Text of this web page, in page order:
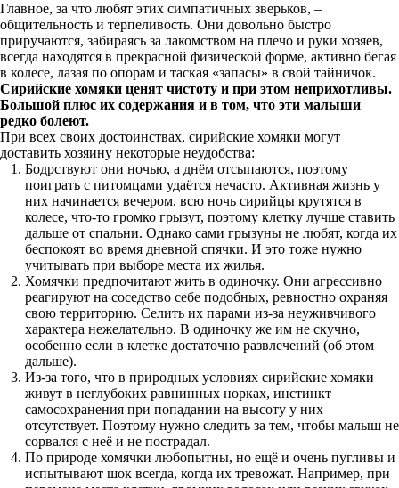
Главное, за что любят этих симпатичных зверьков, –
общительность и терпеливость. Они довольно быстро
приручаются, забираясь за лакомством на плечо и руки хозяев,
всегда находятся в прекрасной физической форме, активно бегая
в колесе, лазая по опорам и таская «запасы» в свой тайничок.
Сирийские хомяки ценят чистоту и при этом неприхотливы.
Большой плюс их содержания и в том, что эти малыши
редко болеют.
При всех своих достоинствах, сирийские хомяки могут
доставить хозяину некоторые неудобства:
Бодрствуют они ночью, а днём отсыпаются, поэтому
поиграть с питомцами удаётся нечасто. Активная жизнь у
них начинается вечером, всю ночь сирийцы крутятся в
колесе, что-то громко грызут, поэтому клетку лучше ставить
дальше от спальни. Однако сами грызуны не любят, когда их
беспокоят во время дневной спячки. И это тоже нужно
учитывать при выборе места их жилья.
Хомячки предпочитают жить в одиночку. Они агрессивно
реагируют на соседство себе подобных, ревностно охраняя
свою территорию. Селить их парами из-за неуживчивого
характера нежелательно. В одиночку же им не скучно,
особенно если в клетке достаточно развлечений (об этом
дальше).
Из-за того, что в природных условиях сирийские хомяки
живут в неглубоких равнинных норках, инстинкт
самосохранения при попадании на высоту у них
отсутствует. Поэтому нужно следить за тем, чтобы малыш не
сорвался с неё и не пострадал.
По природе хомячки любопытны, но ещё и очень пугливы и
испытывают шок всегда, когда их тревожат. Например, при